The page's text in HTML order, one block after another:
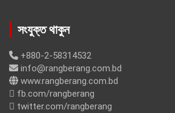
সংযুক্ত থাকুন
+880-2-58314532
info@rangberang.com.bd
www.rangberang.com.bd
fb.com/rangberang
twitter.com/rangberang